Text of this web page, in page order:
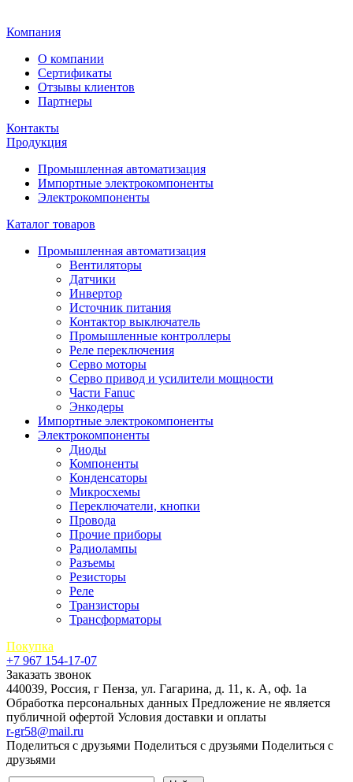
Компания
О компании
Сертификаты
Отзывы клиентов
Партнеры
Контакты
Продукция
Промышленная автоматизация
Импортные электрокомпоненты
Электрокомпоненты
Каталог товаров
Промышленная автоматизация
Вентиляторы
Датчики
Инвертор
Источник питания
Контактор выключатель
Промышленные контроллеры
Реле переключения
Серво моторы
Серво привод и усилители мощности
Части Fanuc
Энкодеры
Импортные электрокомпоненты
Электрокомпоненты
Диоды
Компоненты
Конденсаторы
Микросхемы
Переключатели, кнопки
Провода
Прочие приборы
Радиолампы
Разъемы
Резисторы
Реле
Транзисторы
Трансформаторы
Покупка
+7 967 154-17-07
Заказать звонок
440039, Россия, г Пенза, ул. Гагарина, д. 11, к. А, оф. 1а
Обработка персональных данных Предложение не является
публичной офертой Условия доставки и оплаты
r-gr58@mail.ru
Поделиться с друзьями Поделиться с друзьями Поделиться с
друзьями